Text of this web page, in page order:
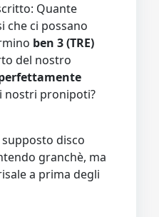
Quante
che ci possano
ben 3 (TRE)
del nostro
nostri pronipoti?
disco
granchè, ma
a prima degli